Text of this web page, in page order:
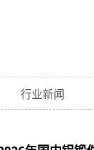
行业新闻